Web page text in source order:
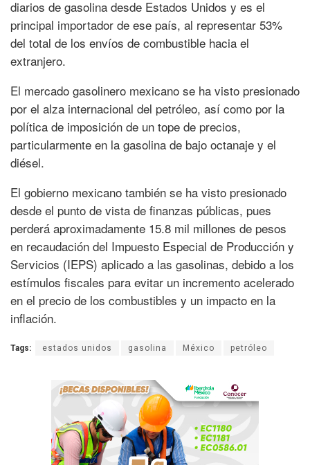
diarios de gasolina desde Estados Unidos y es el
principal importador de ese país, al representar 53%
del total de los envíos de combustible hacia el
extranjero.
El mercado gasolinero mexicano se ha visto presionado
por el alza internacional del petróleo, así como por la
política de imposición de un tope de precios,
particularmente en la gasolina de bajo octanaje y el
diésel.
El gobierno mexicano también se ha visto presionado
desde el punto de vista de finanzas públicas, pues
perderá aproximadamente 15.8 mil millones de pesos
en recaudación del Impuesto Especial de Producción y
Servicios (IEPS) aplicado a las gasolinas, debido a los
estímulos fiscales para evitar un incremento acelerado
en el precio de los combustibles y un impacto en la
inflación.
Tags: estados unidos gasolina México petróleo